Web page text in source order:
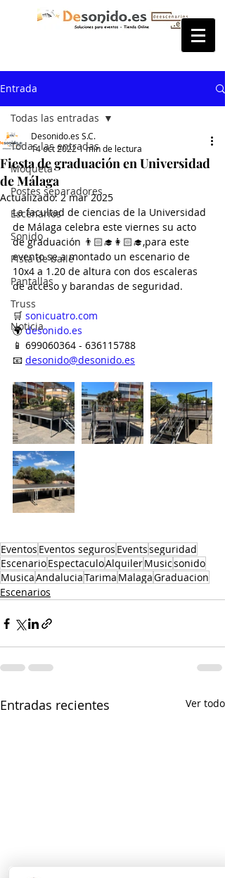
Entrada
Todas las entradas
Moqueta
Postes separadores
Escenarios
Sonido
Pista de baile
Pantallas
Truss
Noticia
Todas las entradas
Fiesta de graduación en Universidad
de Málaga
Desonido.es S.C.
14 oct 20221 min de lectura
Actualizado:2 mar 2025
La facultad de ciencias de la Universidad
de Málaga celebra este viernes su acto
de graduación 👨🏻‍🎓👩🏻‍🎓,para este
evento se a montado un escenario de
10x4 a 1.20 de altura con dos escaleras
de acceso y barandas de seguridad.
🛒 sonicuatro.com
🌍 desonido.es
📱 699060364 - 636115788
📧 desonido@desonido.es
Eventos Eventos seguros Eventsseguridad
EscenarioEspectaculoAlquilerMusicsonido
MusicaAndaluciaTarima MalagaGraduacion
Escenarios
Entradas recientes Ver todo